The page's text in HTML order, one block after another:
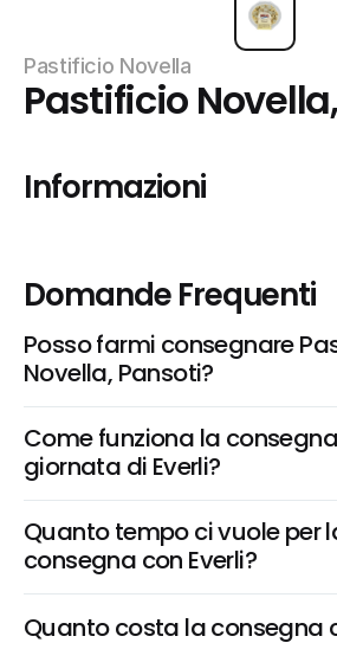
Pastificio Novella
Pastificio
Informazioni
Domande Frequenti
Posso farmi consegnare
Novella, Pansoti?
Come funziona la
giornata di Everli?
Quanto tempo ci vuole per
consegna con Everli?
Quanto costa la consegna